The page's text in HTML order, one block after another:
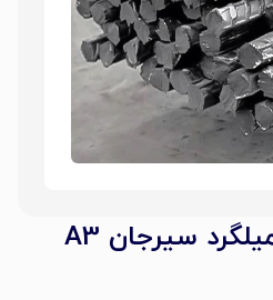
میلگرد سیرجان A3